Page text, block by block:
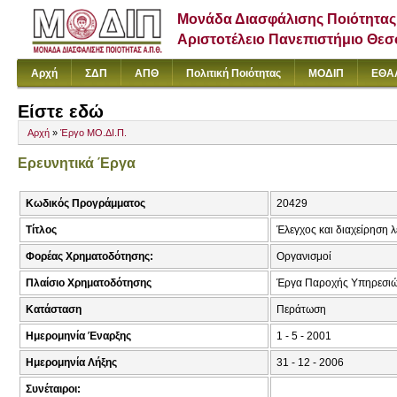
Μονάδα Διασφάλισης Ποιότητας
Αριστοτέλειο Πανεπιστήμιο
Αρχή ΣΔΠ ΑΠΘ Πολιτική Ποιότητας ΜΟΔΙΠ
Είστε εδώ
Αρχή » Έργο ΜΟ.ΔΙ.Π.
Ερευνητικά Έργα
Κωδικός Προγράμματος 20429
Τίτλος Έλεγχος και διαχείρηση
Φορέας Χρηματοδότησης: Οργανισμοί
Πλαίσιο Χρηματοδότησης Έργα Παροχής
Κατάσταση Περάτωση
Ημερομηνία Έναρξης 1 - 5 - 2001
Ημερομηνία Λήξης 31 - 12 - 2006
Συνέταιροι: